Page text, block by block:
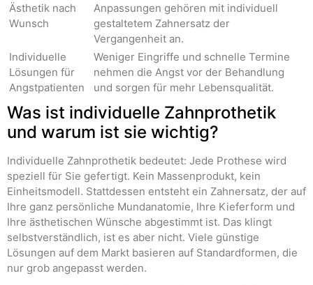
Ästhetik nach
Wunsch
Anpassungen gehören mit individuell
gestaltetem Zahnersatz der
Vergangenheit an.
Individuelle
Lösungen für
Angstpatienten
Weniger Eingriffe und schnelle Termine
nehmen die Angst vor der Behandlung
und sorgen für mehr Lebensqualität.
Was ist individuelle Zahnprothetik
und warum ist sie wichtig?
Individuelle Zahnprothetik bedeutet: Jede Prothese wird
speziell für Sie gefertigt. Kein Massenprodukt, kein
Einheitsmodell. Stattdessen entsteht ein Zahnersatz, der auf
Ihre ganz persönliche Mundanatomie, Ihre Kieferform und
Ihre ästhetischen Wünsche abgestimmt ist. Das klingt
selbstverständlich, ist es aber nicht. Viele günstige
Lösungen auf dem Markt basieren auf Standardformen, die
nur grob angepasst werden.